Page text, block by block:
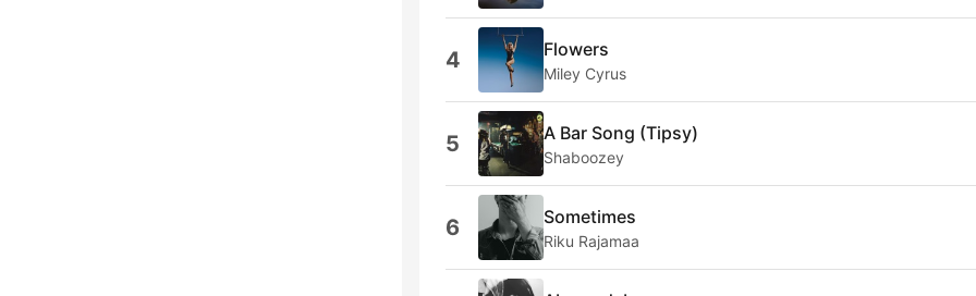
4 Flowers
Miley Cyrus
5 A Bar Song (Tipsy)
Shaboozey
6 Sometimes
Riku Rajamaa